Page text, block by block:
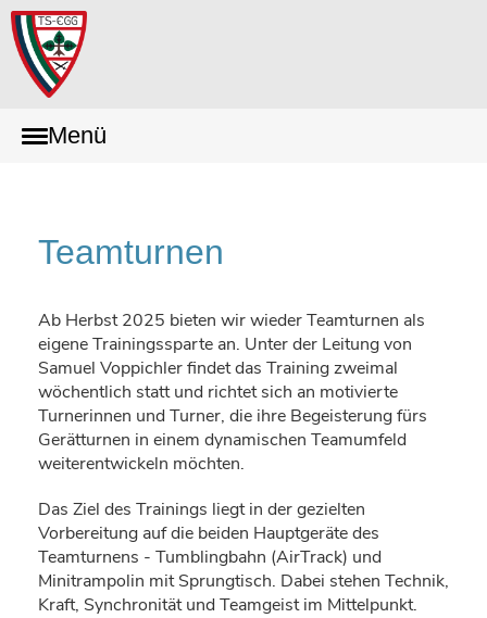
Menü
Teamturnen
Ab Herbst 2025 bieten wir wieder Teamturnen als
eigene Trainingssparte an. Unter der Leitung von
Samuel Voppichler findet das Training zweimal
wöchentlich statt und richtet sich an motivierte
Turnerinnen und Turner, die ihre Begeisterung fürs
Gerätturnen in einem dynamischen Teamumfeld
weiterentwickeln möchten.
Das Ziel des Trainings liegt in der gezielten
Vorbereitung auf die beiden Hauptgeräte des
Teamturnens - Tumblingbahn (AirTrack) und
Minitrampolin mit Sprungtisch. Dabei stehen Technik,
Kraft, Synchronität und Teamgeist im Mittelpunkt.